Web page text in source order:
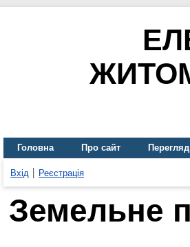
Головна Про сайт Перегляд
Вхід Реєстрація
Земельне